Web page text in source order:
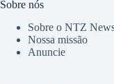
Sobre nós
Sobre o NTZ
Nossa missão
Anuncie